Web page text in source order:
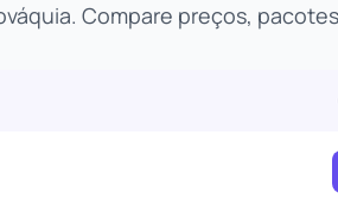
Compare preços,